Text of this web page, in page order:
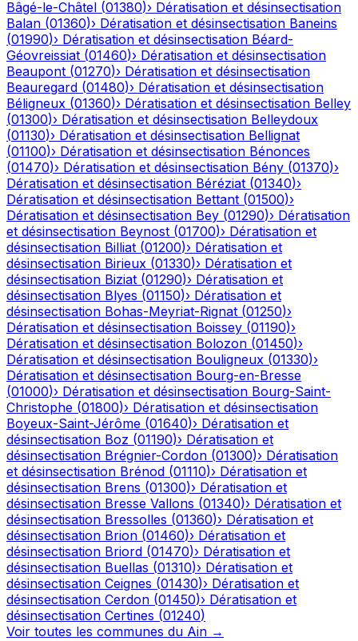
Bâgé-le-Châtel (01380)› Dératisation et désinsectisation
Balan (01360)› Dératisation et désinsectisation Baneins
(01990)› Dératisation et désinsectisation Béard-
Géovreissiat (01460)› Dératisation et désinsectisation
Beaupont (01270)› Dératisation et désinsectisation
Beauregard (01480)› Dératisation et désinsectisation
Béligneux (01360)› Dératisation et désinsectisation Belley
(01300)› Dératisation et désinsectisation Belleydoux
(01130)› Dératisation et désinsectisation Bellignat
(01100)› Dératisation et désinsectisation Bénonces
(01470)› Dératisation et désinsectisation Bény (01370)›
Dératisation et désinsectisation Béréziat (01340)›
Dératisation et désinsectisation Bettant (01500)›
Dératisation et désinsectisation Bey (01290)› Dératisation
et désinsectisation Beynost (01700)› Dératisation et
désinsectisation Billiat (01200)› Dératisation et
désinsectisation Birieux (01330)› Dératisation et
désinsectisation Biziat (01290)› Dératisation et
désinsectisation Blyes (01150)› Dératisation et
désinsectisation Bohas-Meyriat-Rignat (01250)›
Dératisation et désinsectisation Boissey (01190)›
Dératisation et désinsectisation Bolozon (01450)›
Dératisation et désinsectisation Bouligneux (01330)›
Dératisation et désinsectisation Bourg-en-Bresse
(01000)› Dératisation et désinsectisation Bourg-Saint-
Christophe (01800)› Dératisation et désinsectisation
Boyeux-Saint-Jérôme (01640)› Dératisation et
désinsectisation Boz (01190)› Dératisation et
désinsectisation Brégnier-Cordon (01300)› Dératisation
et désinsectisation Brénod (01110)› Dératisation et
désinsectisation Brens (01300)› Dératisation et
désinsectisation Bresse Vallons (01340)› Dératisation et
désinsectisation Bressolles (01360)› Dératisation et
désinsectisation Brion (01460)› Dératisation et
désinsectisation Briord (01470)› Dératisation et
désinsectisation Buellas (01310)› Dératisation et
désinsectisation Ceignes (01430)› Dératisation et
désinsectisation Cerdon (01450)› Dératisation et
désinsectisation Certines (01240)
Voir toutes les communes du Ain →